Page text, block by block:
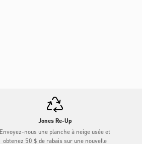
Jones Re-Up
Envoyez-nous une planche à neige usée et
obtenez 50 $ de rabais sur une nouvelle